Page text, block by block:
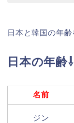
日本と韓国の年
日本の年齢⇩
名前
ジン